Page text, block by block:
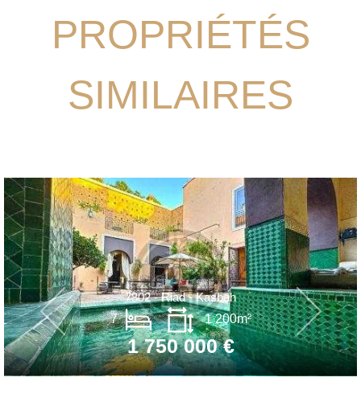
PROPRIÉTÉS
SIMILAIRES
7802 - Riad - Kasbah
7
1 200m²
1 750 000 €